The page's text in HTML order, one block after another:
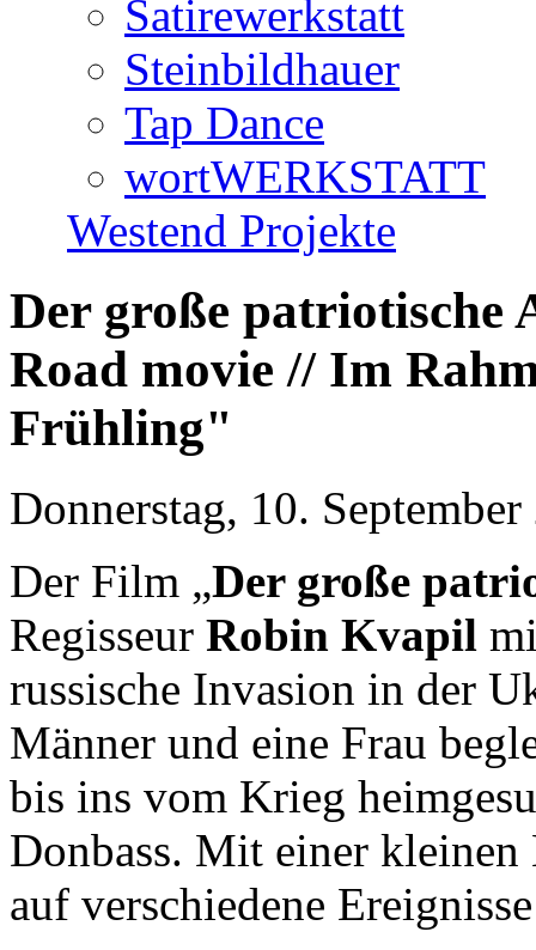
Satirewerkstatt
Steinbildhauer
Tap Dance
wortWERKSTATT
Westend Projekte
Der große patriotische
Road movie // Im
Frühling"
Donnerstag, 10.
Der Film „Der große
Regisseur Robin Kvapil
russische Invasion in der
Männer und eine Frau
bis ins vom Krieg
Donbass. Mit einer kleinen
auf verschiedene